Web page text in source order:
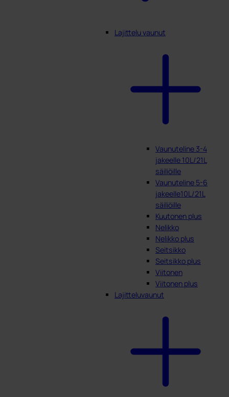
Lajittelu vaunut
Vaunuteline 3-4
jakeelle 10L/21L
säiliöille
Vaunuteline 5-6
jakeelle10L/21L
säiliöille
Kuutonen plus
Nelikko
Nelikko plus
Seitsikko
Seitsikko plus
Viitonen
Viitonen plus
Lajitteluvaunut